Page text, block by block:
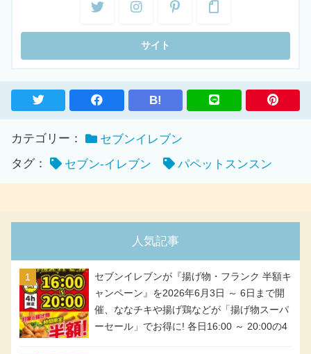
B!
カテゴリー：
セブンイレブン
タグ：
セブン-イレブン パペットスンスン
人気記事
セブンイレブンが『揚げ物・フランク 半額キ
ャンペーン』を2026年6月3日 ～ 6日まで開
催、ななチキや揚げ鶏などが「揚げ物スーパ
ーセール」でお得に! 各日16:00 ～ 20:00の4